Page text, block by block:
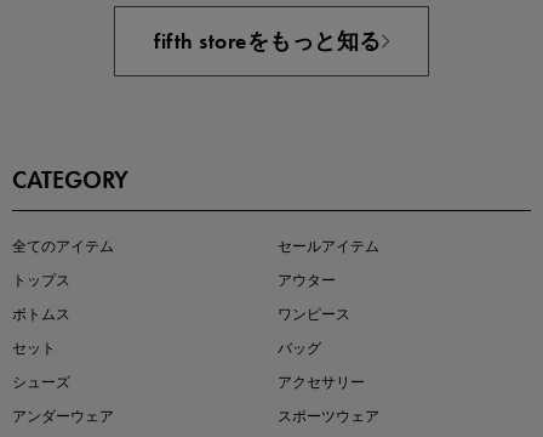
fifth storeをもっと知る
CATEGORY
全てのアイテム
セールアイテム
トップス
アウター
ボトムス
ワンピース
セット
バッグ
シューズ
アクセサリー
アンダーウェア
スポーツウェア